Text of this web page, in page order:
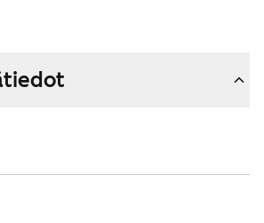
ikkunallisesta alkovista, jossa on
avautuu olohuoneen puolelle ja
kodikkaasti ikkunan alle. Keittiön
ovet ja ylä- ja alakaappien
kiiltävän valkoisilla laatoilla.